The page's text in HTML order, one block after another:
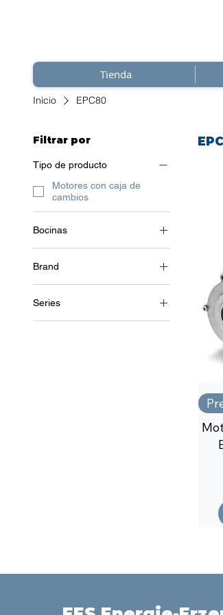
Tienda
Inicio EPC80
Filtrar por
Tipo de producto
Motores con caja de
cambios
Bocinas
Trifásica (220 V/500 Hz)
Brand
Soga
Series
EPC80